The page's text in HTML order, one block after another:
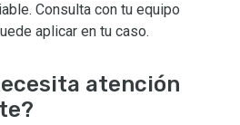
Consulta con tu equipo
aplicar en tu caso.
atención